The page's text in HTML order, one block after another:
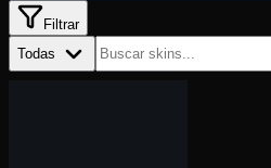
Filtrar
Todas